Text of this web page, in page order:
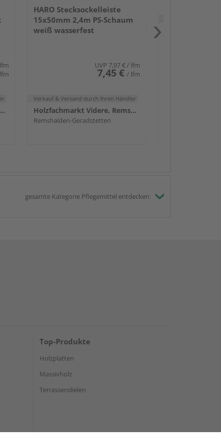
Holzfachmarkt Videre, Remshalden
HARO Stecksockelleiste
15x50mm 2,4m PS-Schaum
weiß wasserfest
UVP 7,97 €/ lfm
7,45 € / lfm
Verkauf & Versand durch Ihren Händler
Holzfachmarkt Videre, Remshalden
Remshalden-Geradstetten
gesamte Kategorie Pflegemittel entdecken
Top-Produkte
Holzplatten
Massivholz
Terrassendielen